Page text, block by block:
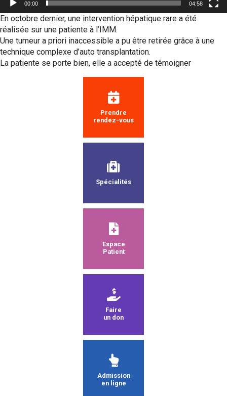
00:00 04:58
En octobre dernier, une intervention hépatique rare a été
réalisée sur une patiente à l’IMM.
Une tumeur a priori inaccessible a pu être retirée grâce à une
technique complexe d’auto transplantation.
La patiente se porte bien, elle a accepté de témoigner
Prendre
rendez-vous
Spécialités
Espace
Patient
Faire
un don
Admission
en ligne